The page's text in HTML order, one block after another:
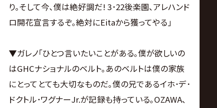
り｡そして今､僕は絶好調だ! 3･22後楽園､アレハンド
ロ開花宣言するぞ｡絶対にEitaから獲ってやる｣
▼ガレノ｢ひとつ言いたいことがある｡僕が欲しいの
はGHCナショナルのベルト｡あのベルトは僕の家族
にとってとても大切なものだ｡僕の兄であるイホ･デ･
ドクトル･ワグナーJr.が記録も持っている｡OZAWA､